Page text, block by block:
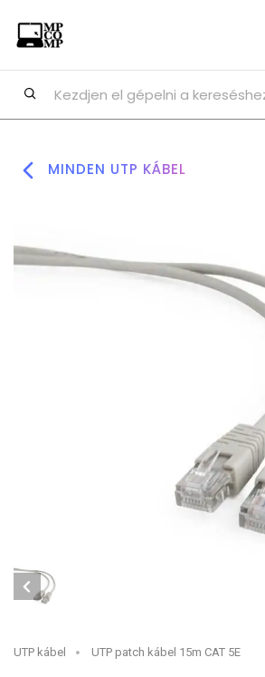
MINDEN UTP KÁBEL
UTP kábel UTP patch kábel 15m CAT 5E